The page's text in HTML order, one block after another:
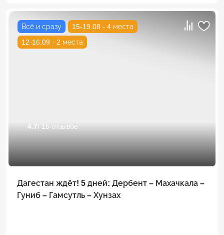
Всё и сразу
15-19.08 - 4 места
12-16.09 - 2 места
4.7/ 15 отзывов
Дагестан ждёт! 5 дней: Дербент – Махачкала –
Гуниб – Гамсутль – Хунзах